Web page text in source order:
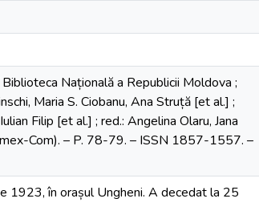
Națională a Republicii Moldova ;
Maria S. Ciobanu, Ana Struță [et al.] ;
Filip [et al.] ; red.: Angelina Olaru, Jana
Com). – P. 78-79. – ISSN 1857-1557. –
1923, în orașul Ungheni. A decedat la 25